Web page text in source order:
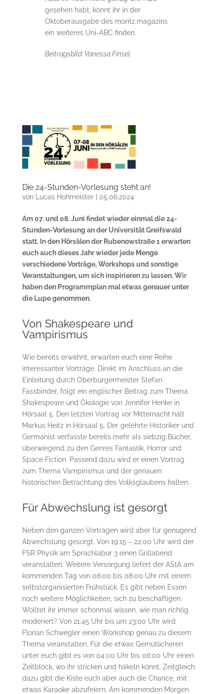
gesehen habt, könnt ihr in der
Oktoberausgabe des moritz.magazins
ein weiteres Uni-ABC finden.
Beitragsbild: Vanessa Finsel
Die 24-Stunden-Vorlesung steht an!
von Lucas Hohmeister| 05.06.2024
Am 07. und 08. Juni findet wieder einmal die 24-
Stunden-Vorlesung an der Universität Greifswald
statt. In den Hörsälen der Rubenowstraße 1 erwarten
euch auch dieses Jahr wieder jede Menge
verschiedene Vorträge, Workshops und sonstige
Veranstaltungen, um sich inspirieren zu lassen. Wir
haben den Programmplan mal etwas genauer unter
die Lupe genommen.
Von Shakespeare und
Vampirismus
Wie bereits erwähnt, erwarten euch eine Reihe
interessanter Vorträge. Direkt im Anschluss an die
Einleitung durch Oberbürgermeister Stefan
Fassbinder, folgt ein englischer Beitrag zum Thema
Shakespeare und Ökologie von Jennifer Henke in
Hörsaal 5. Den letzten Vortrag vor Mitternacht hält
Markus Heitz in Hörsaal 5. Der gelehrte Historiker und
Germanist verfasste bereits mehr als siebzig Bücher,
überwiegend zu den Genres Fantastik, Horror und
Space Fiction. Passend dazu wird er einen Vortrag
zum Thema Vampirismus und der genauen
historischen Betrachtung des Volksglaubens halten.
Für Abwechslung ist gesorgt
Neben den ganzen Vorträgen wird aber für genügend
Abwechslung gesorgt. Von 19:15 – 22:00 Uhr wird der
FSR Physik am Sprachlabor 3 einen Grillabend
veranstalten. Weitere Versorgung liefert der AStA am
kommenden Tag von 06:00 bis 08:00 Uhr mit einem
selbstorganisierten Frühstück. Es gibt neben Essen
noch weitere Möglichkeiten, sich zu beschäftigen.
Wolltet ihr immer schonmal wissen, wie man richtig
moderiert? Von 21:45 Uhr bis um 23:00 Uhr wird
Florian Schwegler einen Workshop genau zu diesem
Thema veranstalten. Für die etwas Gemütlicheren
unter euch gibt es von 04:00 Uhr bis 06:00 Uhr einen
Zeitblock, wo ihr stricken und häkeln könnt. Zeitgleich
dazu gibt die Kiste euch aber auch die Chance, mit
etwas Karaoke abzufeiern. Am kommenden Morgen